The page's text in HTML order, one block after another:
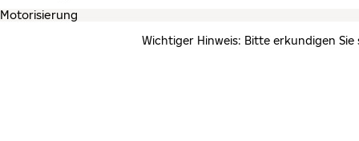
Wichtiger Hinweis: Bitte erkundigen